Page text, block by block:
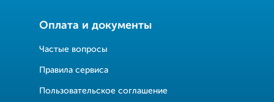
Оплата и документы
Частые вопросы
Правила сервиса
Пользовательское соглашение